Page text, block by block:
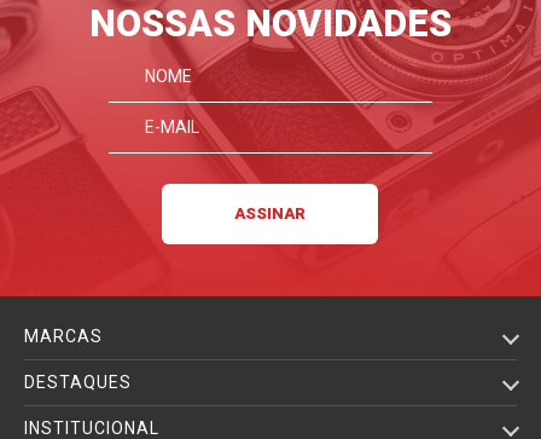
NOSSAS NOVIDADES
MARCAS
DESTAQUES
INSTITUCIONAL